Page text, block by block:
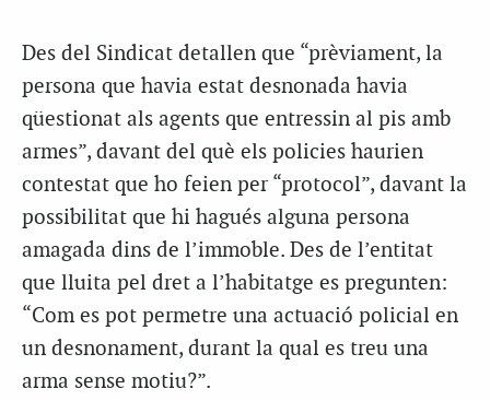
Des del Sindicat detallen que “prèviament, la
persona que havia estat desnonada havia
qüestionat als agents que entressin al pis amb
armes”, davant del què els policies haurien
contestat que ho feien per “protocol”, davant la
possibilitat que hi hagués alguna persona
amagada dins de l’immoble. Des de l’entitat
que lluita pel dret a l’habitatge es pregunten:
“Com es pot permetre una actuació policial en
un desnonament, durant la qual es treu una
arma sense motiu?”.